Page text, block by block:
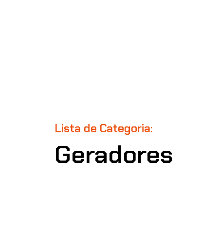
Lista de Categoria:
Geradores